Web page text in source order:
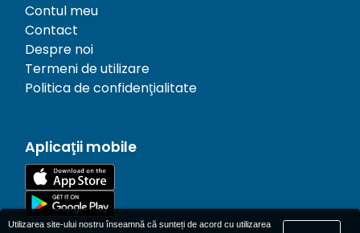
Contul meu
Contact
Despre noi
Termeni de utilizare
Politica de confidențialitate
Aplicații mobile
Utilizarea site-ului nostru înseamnă că sunteți de acord cu utilizarea